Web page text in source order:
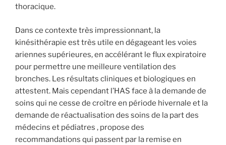
thoracique.
Dans ce contexte très impressionnant, la
kinésithérapie est très utile en dégageant les voies
ariennes supérieures, en accélérant le flux expiratoire
pour permettre une meilleure ventilation des
bronches. Les résultats cliniques et biologiques en
attestent. Mais cependant l’HAS face à la demande de
soins qui ne cesse de croître en période hivernale et la
demande de réactualisation des soins de la part des
médecins et pédiatres , propose des
recommandations qui passent par la remise en